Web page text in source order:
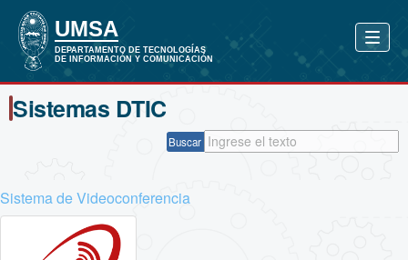
Sistemas DTIC
Buscar
Sistema de Videoconferencia